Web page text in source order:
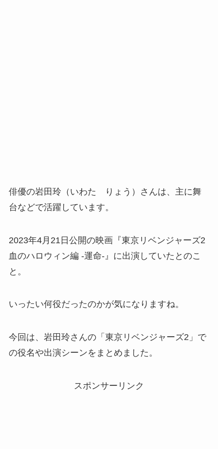
俳優の岩田玲（いわた りょう）さんは、主に舞
台などで活躍しています。
2023年4月21日公開の映画『東京リベンジャーズ2
血のハロウィン編 -運命-』に出演していたとのこ
と。
いったい何役だったのかが気になりますね。
今回は、岩田玲さんの「東京リベンジャーズ2」で
の役名や出演シーンをまとめました。
スポンサーリンク